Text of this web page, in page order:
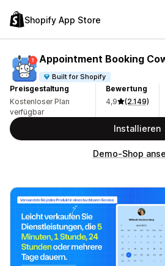
Shopify App Store
Appointment Booking
Built for Shopify
Preisgestaltung
Kostenloser Plan
verfügbar
Bewertung
4,9
(2.149)
Installieren
Demo-Shop